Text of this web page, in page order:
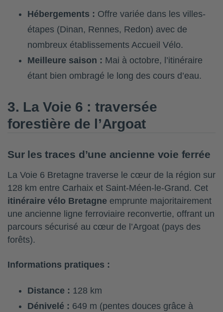
Hébergements : Offre variée dans les villes-
étapes (Dinan, Rennes, Redon) avec de
nombreux établissements Accueil Vélo.
Meilleure saison : Mai à octobre, l’itinéraire
étant bien ombragé le long des cours d’eau.
3. La Voie 6 : traversée
forestière de l’Argoat
Sur les traces d’une ancienne voie ferrée
La Voie 6 Bretagne traverse le cœur de la région sur
128 km entre Carhaix et Saint-Méen-le-Grand. Cet
itinéraire vélo Bretagne emprunte majoritairement
une ancienne ligne ferroviaire reconvertie, offrant un
parcours sécurisé au cœur de l’Argoat (pays des
forêts).
Informations pratiques :
Distance : 128 km
Dénivelé : 649 m (pentes douces grâce à